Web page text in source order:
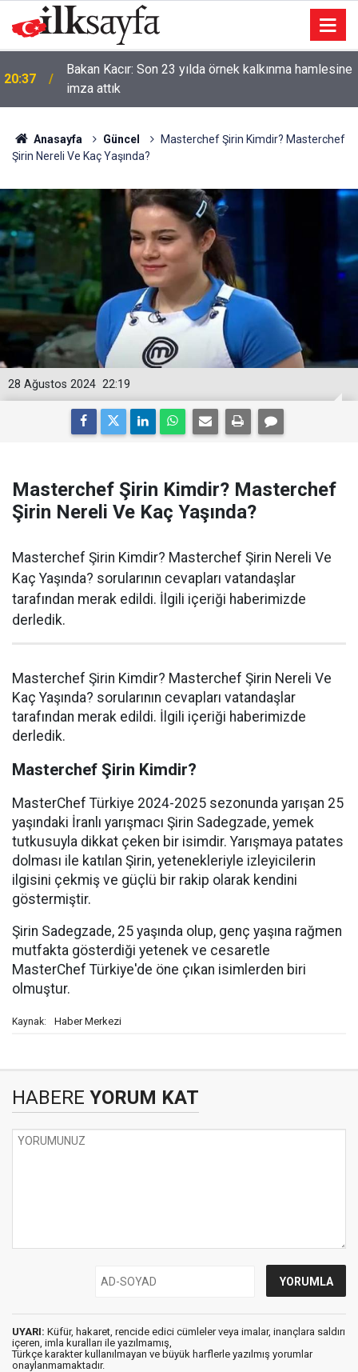
20:37
Bakan Kacır: Son 23 yılda örnek kalkınma hamlesine
imza attık
Anasayfa Güncel
Masterchef Şirin Kimdir? Masterchef
Şirin Nereli Ve Kaç Yaşında?
22:19
28 Ağustos 2024
Masterchef Şirin Kimdir? Masterchef
Şirin Nereli Ve Kaç Yaşında?
Masterchef Şirin Kimdir? Masterchef Şirin Nereli Ve
Kaç Yaşında? sorularının cevapları vatandaşlar
tarafından merak edildi. İlgili içeriği haberimizde
derledik.
Masterchef Şirin Kimdir? Masterchef Şirin Nereli Ve
Kaç Yaşında? sorularının cevapları vatandaşlar
tarafından merak edildi. İlgili içeriği haberimizde
derledik.
Masterchef Şirin Kimdir?
MasterChef Türkiye 2024-2025 sezonunda yarışan 25
yaşındaki İranlı yarışmacı Şirin Sadegzade, yemek
tutkusuyla dikkat çeken bir isimdir. Yarışmaya patates
dolması ile katılan Şirin, yetenekleriyle izleyicilerin
ilgisini çekmiş ve güçlü bir rakip olarak kendini
göstermiştir.
Şirin Sadegzade, 25 yaşında olup, genç yaşına rağmen
mutfakta gösterdiği yetenek ve cesaretle
MasterChef Türkiye'de öne çıkan isimlerden biri
olmuştur.
Kaynak: Haber Merkezi
HABERE YORUM KAT
UYARI: Küfür, hakaret, rencide edici cümleler veya imalar, inançlara saldırı
içeren, imla kuralları ile yazılmamış,
Türkçe karakter kullanılmayan ve büyük harflerle yazılmış yorumlar
onaylanmamaktadır.